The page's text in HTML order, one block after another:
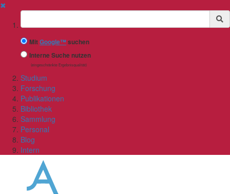
✖
Suchbegriff
MitGoogle™ suchen
Interne Suche nutzen
(eingeschränkte Ergebnisqualität)
Studium
Forschung
Publikationen
Bibliothek
Sammlung
Personal
Blog
Intern